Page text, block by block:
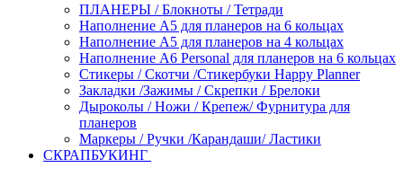
ПЛАНЕРЫ / Блокноты / Тетради
Наполнение А5 для планеров на 6 кольцах
Наполнение А5 для планеров на 4 кольцах
Наполнение А6 Personal для планеров на 6 кольцах
Стикеры / Скотчи /Стикербуки Happy Planner
Закладки /Зажимы / Скрепки / Брелоки
Дыроколы / Ножи / Крепеж/ Фурнитура для
планеров
Маркеры / Ручки /Карандаши/ Ластики
СКРАПБУКИНГ